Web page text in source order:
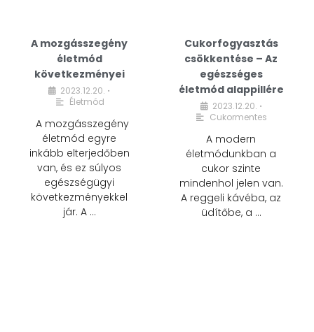
A mozgásszegény
életmód
következményei
2023.12.20. •
Életmód
A mozgásszegény
életmód egyre
inkább elterjedőben
van, és ez súlyos
egészségügyi
következményekkel
jár. A …
Cukorfogyasztás
csökkentése – Az
egészséges
életmód alappillére
2023.12.20. •
Cukormentes
A modern
életmódunkban a
cukor szinte
mindenhol jelen van.
A reggeli kávéba, az
üdítőbe, a …